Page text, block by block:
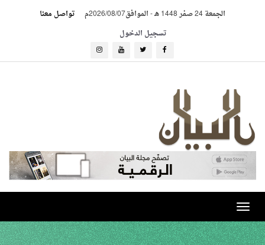
الجمعة 24 صفر 1448 هـ -الموافق2026/08/07م
تواصل معنا
تسجيل الدخول
Toggle
navigation